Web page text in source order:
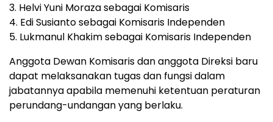
3. Helvi Yuni Moraza sebagai Komisaris
4. Edi Susianto sebagai Komisaris Independen
5. Lukmanul Khakim sebagai Komisaris Independen
Anggota Dewan Komisaris dan anggota Direksi baru
dapat melaksanakan tugas dan fungsi dalam
jabatannya apabila memenuhi ketentuan peraturan
perundang-undangan yang berlaku.